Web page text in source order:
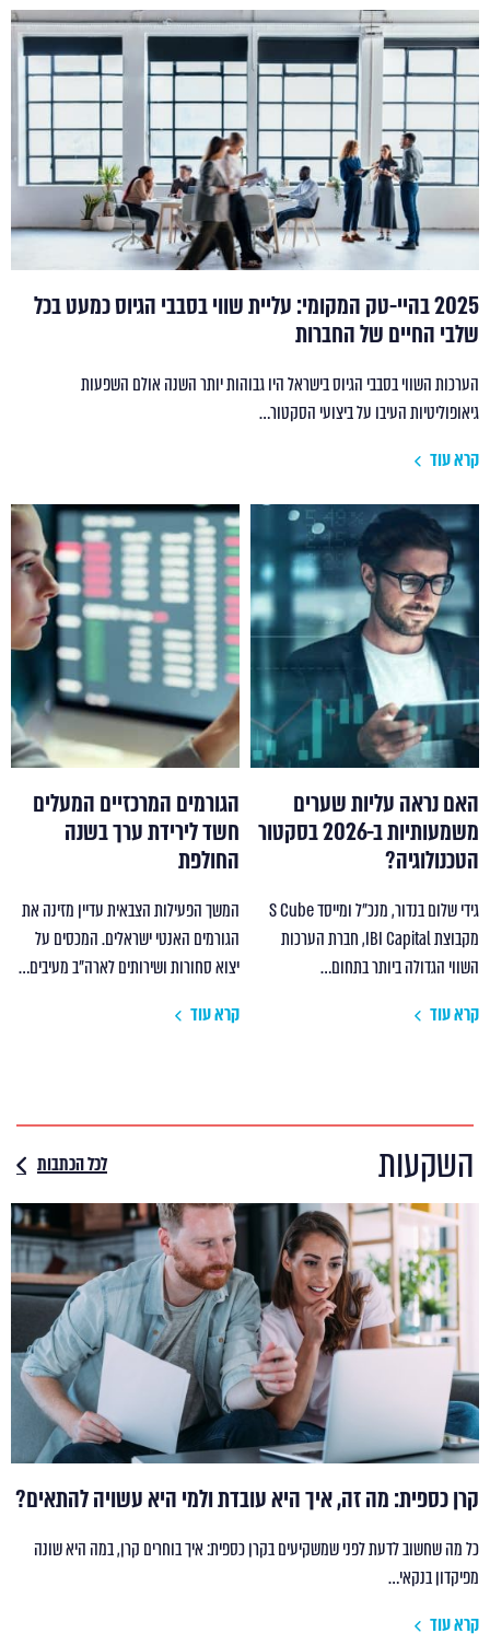
2025 בהיי-טק המקומי: עליית שווי בסבבי הגיוס כמעט בכל
שלבי החיים של החברות
הערכות השווי בסבבי הגיוס בישראל היו גבוהות יותר השנה אולם השפעות
גיאופוליטיות העיבו על ביצועי הסקטור…
קרא עוד
האם נראה עליות שערים
משמעותיות ב-2026 בסקטור
הטכנולוגיה?
גידי שלום בנדור, מנכ"ל ומייסד S Cube
מקבוצת IBI Capital, חברת הערכות
השווי הגדולה ביותר בתחום…
קרא עוד
הגורמים המרכזיים המעלים
חשד לירידת ערך בשנה
החולפת
המשך הפעילות הצבאית עדיין מזינה את
הגורמים האנטי ישראלים. המכסים על
יצוא סחורות ושירותים לארה"ב מעיבים…
קרא עוד
השקעות לכל הכתבות
קרן כספית: מה זה, איך היא עובדת ולמי היא עשויה להתאים?
כל מה שחשוב לדעת לפני שמשקיעים בקרן כספית: איך בוחרים קרן, במה היא שונה
מפיקדון בנקאי…
קרא עוד